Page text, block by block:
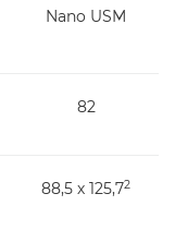
Nano USM
82
88,5 х 125,72